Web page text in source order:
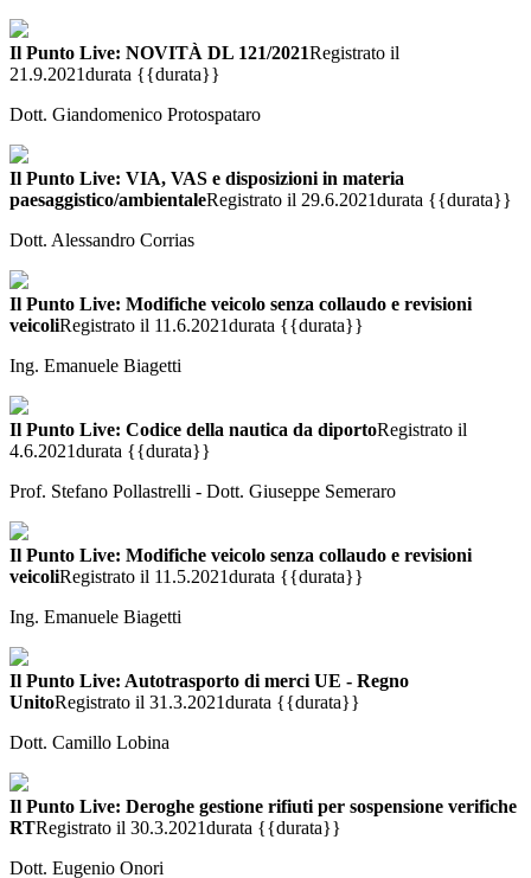
Il Punto Live: NOVITÀ DL 121/2021Registrato il
21.9.2021durata {{durata}}
Dott. Giandomenico Protospataro
Il Punto Live: VIA, VAS e disposizioni in materia
paesaggistico/ambientaleRegistrato il 29.6.2021durata {{durata}}
Dott. Alessandro Corrias
Il Punto Live: Modifiche veicolo senza collaudo e revisioni
veicoliRegistrato il 11.6.2021durata {{durata}}
Ing. Emanuele Biagetti
Il Punto Live: Codice della nautica da diportoRegistrato il
4.6.2021durata {{durata}}
Prof. Stefano Pollastrelli - Dott. Giuseppe Semeraro
Il Punto Live: Modifiche veicolo senza collaudo e revisioni
veicoliRegistrato il 11.5.2021durata {{durata}}
Ing. Emanuele Biagetti
Il Punto Live: Autotrasporto di merci UE - Regno
UnitoRegistrato il 31.3.2021durata {{durata}}
Dott. Camillo Lobina
Il Punto Live: Deroghe gestione rifiuti per sospensione verifiche
RTRegistrato il 30.3.2021durata {{durata}}
Dott. Eugenio Onori